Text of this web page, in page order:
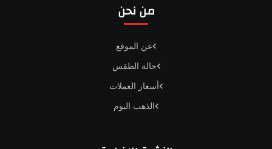
من نحن
عن الموقع
حالة الطقس
أسعار العملات
الذهب اليوم